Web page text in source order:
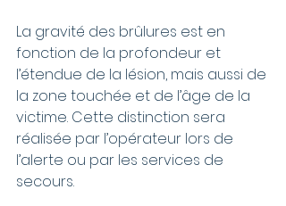
La gravité des brûlures est en
fonction de la profondeur et
l’étendue de la lésion, mais aussi de
la zone touchée et de l’âge de la
victime. Cette distinction sera
réalisée par l’opérateur lors de
l’alerte ou par les services de
secours.